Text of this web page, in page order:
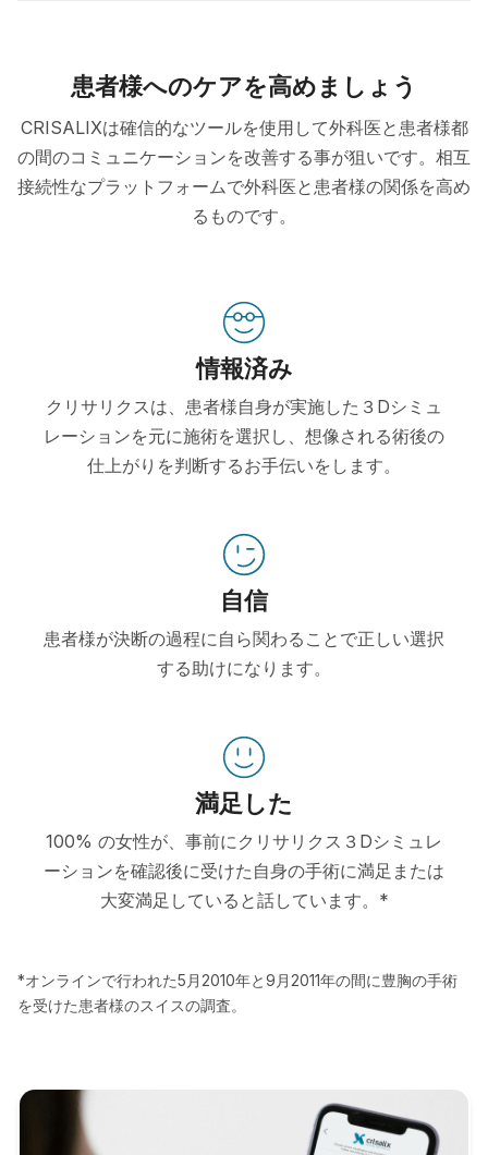
患者様へのケアを高めましょう
CRISALIXは確信的なツールを使用して外科医と患者様都
の間のコミュニケーションを改善する事が狙いです。相互
接続性なプラットフォームで外科医と患者様の関係を高め
るものです。
情報済み
クリサリクスは、患者様自身が実施した３Dシミュ
レーションを元に施術を選択し、想像される術後の
仕上がりを判断するお手伝いをします。
自信
患者様が決断の過程に自ら関わることで正しい選択
する助けになります。
満足した
100% の女性が、事前にクリサリクス３Dシミュレ
ーションを確認後に受けた自身の手術に満足または
大変満足していると話しています。*
*オンラインで行われた5月2010年と9月2011年の間に豊胸の手術
を受けた患者様のスイスの調査。